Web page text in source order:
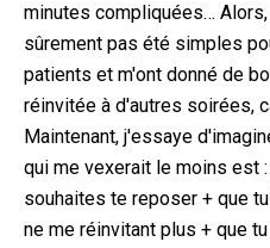
minutes compliquées…
sûrement pas été simples
patients et m'ont donné de
réinvitée à d'autres soirées,
Maintenant, j'essaye
qui me vexerait le moins est
souhaites te reposer + que
ne me réinvitant plus + que